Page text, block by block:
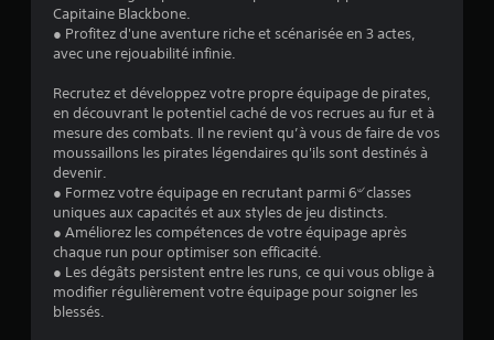
e
s
u
r
5
(
Capitaine Blackbone.
● Profitez d'une aventure riche et scénarisée en 3 actes,
avec une rejouabilité infinie.
Recrutez et développez votre propre équipage de pirates,
en découvrant le potentiel caché de vos recrues au fur et à
mesure des combats. Il ne revient qu’à vous de faire de vos
moussaillons les pirates légendaires qu'ils sont destinés à
devenir.
● Formez votre équipage en recrutant parmi 6৺ classes
uniques aux capacités et aux styles de jeu distincts.
● Améliorez les compétences de votre équipage après
chaque run pour optimiser son efficacité.
● Les dégâts persistent entre les runs, ce qui vous oblige à
modifier régulièrement votre équipage pour soigner les
blessés.